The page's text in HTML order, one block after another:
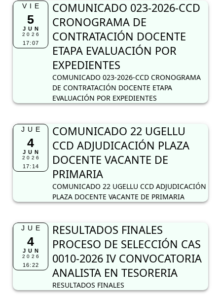
VIE
5
JUN
2026
17:07
COMUNICADO 023-2026-CCD
CRONOGRAMA DE
CONTRATACIÓN DOCENTE
ETAPA EVALUACIÓN POR
EXPEDIENTES
COMUNICADO 023-2026-CCD CRONOGRAMA
DE CONTRATACIÓN DOCENTE ETAPA
EVALUACIÓN POR EXPEDIENTES
JUE
4
JUN
2026
17:14
COMUNICADO 22 UGELLU
CCD ADJUDICACIÓN PLAZA
DOCENTE VACANTE DE
PRIMARIA
COMUNICADO 22 UGELLU CCD ADJUDICACIÓN
PLAZA DOCENTE VACANTE DE PRIMARIA
JUE
4
JUN
2026
16:22
RESULTADOS FINALES
PROCESO DE SELECCIÓN CAS
0010-2026 IV CONVOCATORIA
ANALISTA EN TESORERIA
RESULTADOS FINALES